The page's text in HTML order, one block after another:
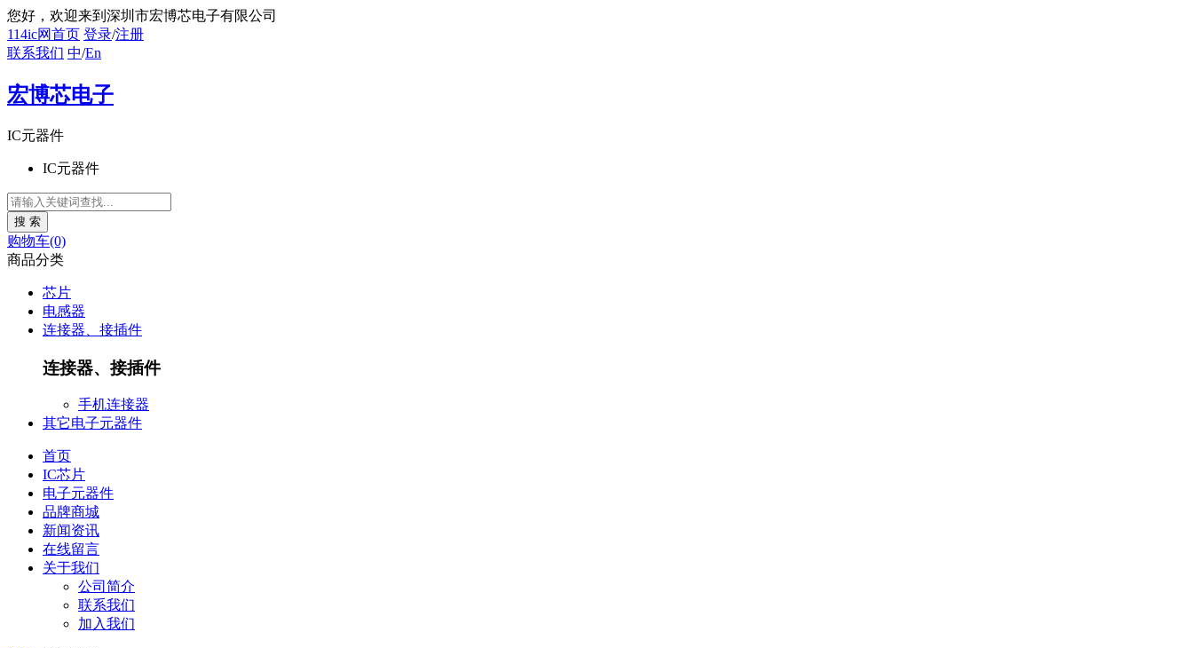
您好 ，欢迎来到深圳市宏博芯电子有限公司
114ic网首页 登录/注册
联系我们 中/En
宏博芯电子
IC元器件
IC元器件
购物车(0)
商品分类
芯片
电感器
连接器、接插件
连接器、接插件
手机连接器
其它电子元器件
首页
IC芯片
电子元器件
品牌商城
新闻资讯
在线留言
关于我们
公司简介
联系我们
加入我们